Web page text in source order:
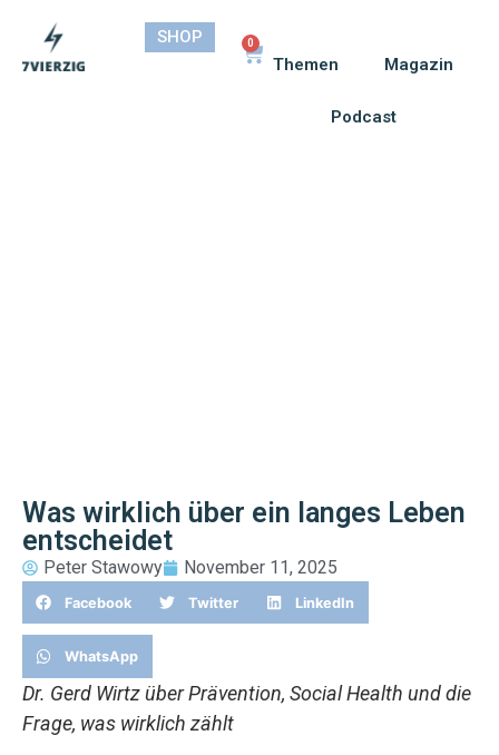
SHOP 0
Themen Magazin
Podcast
Was wirklich über ein langes Leben
entscheidet
Peter Stawowy November 11, 2025
Facebook Twitter LinkedIn
WhatsApp
Dr. Gerd Wirtz über Prävention, Social Health und die
Frage, was wirklich zählt